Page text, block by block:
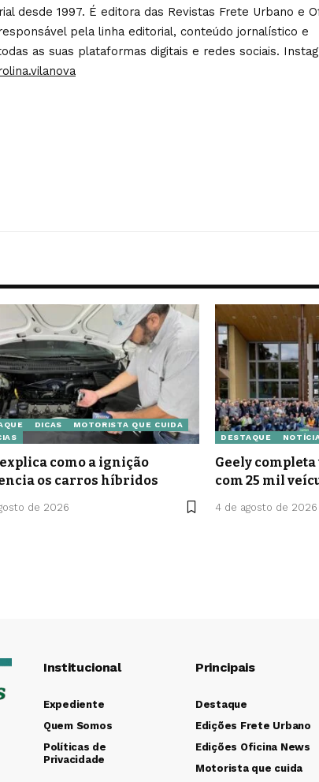
desde 1997. É editora das Revistas Frete Urbano e
pela linha editorial, conteúdo jornalístico e
as suas plataformas digitais e redes sociais.
DICAS
MOTORISTA QUE CUIDA
como a ignição
os carros híbridos
de 2026
DESTAQUE
Geely
com 25 mil
4 de agosto de 2026
Institucional
Expediente
Quem Somos
Políticas de
Privacidade
Principais
Destaque
Edições Frete Urbano
Edições Oficina News
Motorista que cuida